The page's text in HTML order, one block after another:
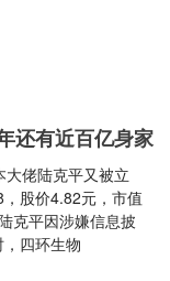
还有近百亿身家
佬陆克平又被立
股价4.82元，市值
克平因涉嫌信息披
四环生物